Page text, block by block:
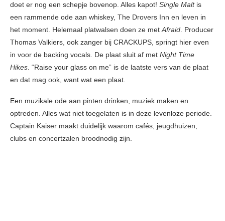
doet er nog een schepje bovenop. Alles kapot! Single Maltis
een rammende ode aan whiskey, The Drovers Inn en leven in
het moment. Helemaal platwalsen doen ze metAfraid. Producer
Thomas Valkiers, ook zanger bij CRACKUPS, springt hier even
in voor de backing vocals. De plaat sluit af met Night Time
Hikes. “Raise your glass on me” is de laatste vers van de plaat
en dat mag ook, want wat een plaat.
Een muzikale ode aan pinten drinken, muziek maken en
optreden. Alles wat niet toegelaten is in deze levenloze periode.
Captain Kaiser maakt duidelijk waarom cafés, jeugdhuizen,
clubs en concertzalen broodnodig zijn.